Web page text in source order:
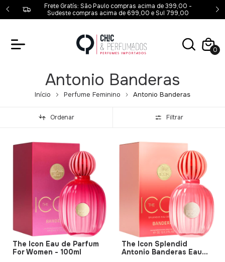
-
Frete Gratís: São Paulo compras acima de 399,00 -
Sudeste compras acima de 699,00 e Sul 799,00
0
Antonio Banderas
Início Perfume Feminino Antonio Banderas
Ordenar Filtrar
The Icon Eau de Parfum
For Women - 100ml
The Icon Splendid
Antonio Banderas Eau